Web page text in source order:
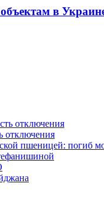
в
отключения
пшеницей: погиб